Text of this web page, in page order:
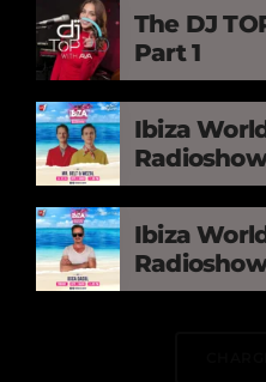
The DJ TOP 30 22/
Part 1
Ibiza
Ibiza